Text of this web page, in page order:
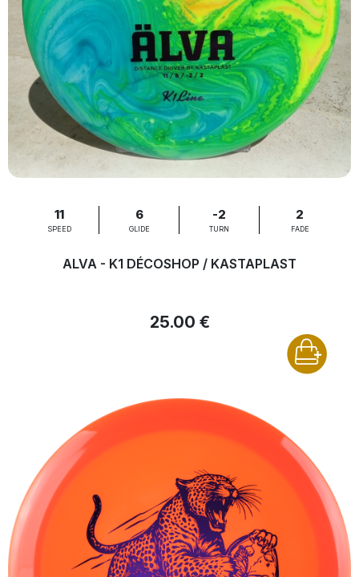
11
SPEED
6
GLIDE
-2
TURN
2
FADE
ALVA - K1 DÉCOSHOP / KASTAPLAST
25.00 €